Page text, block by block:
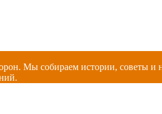
Мы собираем истории,